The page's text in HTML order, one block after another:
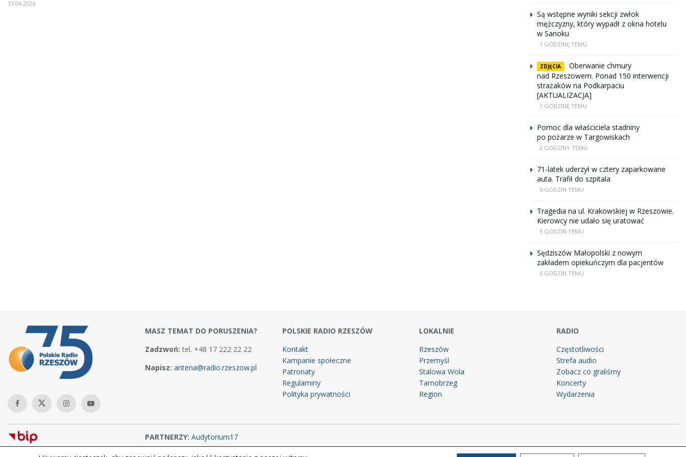
13.04.2026
Są wstępne wyniki sekcji zwłok
mężczyzny, który wypadł z okna hotelu
w Sanoku
1 GODZINĘ TEMU
ZDJĘCIA
Oberwanie chmury
nad Rzeszowem. Ponad 150 interwencji
strażaków na Podkarpaciu
[AKTUALIZACJA]
1 GODZINĘ TEMU
Pomoc dla właściciela stadniny
po pożarze w Targowiskach
2 GODZINY TEMU
71-latek uderzył w cztery zaparkowane
auta. Trafił do szpitala
5 GODZIN TEMU
Tragedia na ul. Krakowskiej w Rzeszowie.
Kierowcy nie udało się uratować
5 GODZIN TEMU
Sędziszów Małopolski z nowym
zakładem opiekuńczym dla pacjentów
6 GODZIN TEMU
MASZ TEMAT DO PORUSZENIA?
Zadzwoń: tel. +48 17 222 22 22
Napisz: antena@radio.rzeszow.pl
POLSKIE RADIO RZESZÓW
Kontakt
Kampanie społeczne
Patronaty
Regulaminy
Polityka prywatności
LOKALNIE
Rzeszów
Przemyśl
Stalowa Wola
Tarnobrzeg
Region
RADIO
Częstotliwości
Strefa audio
Zobacz co graliśmy
Koncerty
Wydarzenia
PARTNERZY: Audytorium17